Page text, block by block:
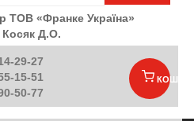
ТОВ «Франке Україна»
Д.О.
29-27
15-51
50-77
КОШИК